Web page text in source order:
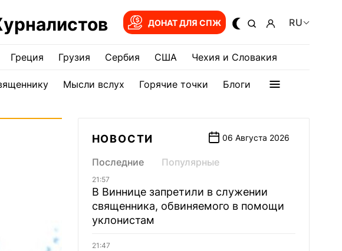
ДОНАТ ДЛЯ СПЖ RU
Греция Грузия Сербия США Чехия и Словакия
Мысли вслух Горячие точки Блоги
НОВОСТИ 06 Августа 2026
Последние Популярные
21:57
В Виннице запретили в служении
священника, обвиняемого в помощи
уклонистам
21:47